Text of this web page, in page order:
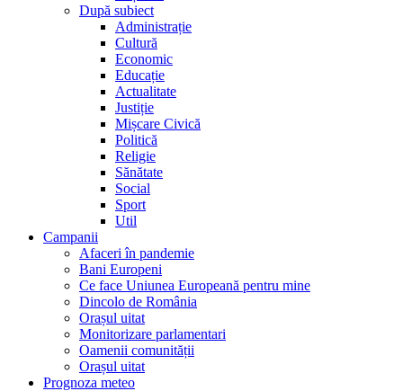
După subiect
Administrație
Cultură
Economic
Educație
Actualitate
Justiție
Mișcare Civică
Politică
Religie
Sănătate
Social
Sport
Util
Campanii
Afaceri în pandemie
Bani Europeni
Ce face Uniunea Europeană pentru mine
Dincolo de România
Orașul uitat
Monitorizare parlamentari
Oamenii comunității
Orașul uitat
Prognoza meteo